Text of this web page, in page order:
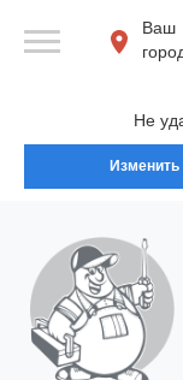
Не
Изменить
Ваш